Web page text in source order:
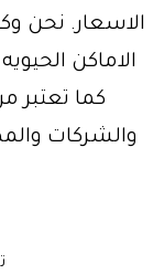
الاسعار. نحن
الاماكن
كما تعتبر
والشركات